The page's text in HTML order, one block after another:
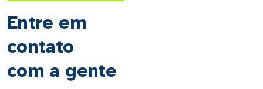
Entre em
contato
com a gente